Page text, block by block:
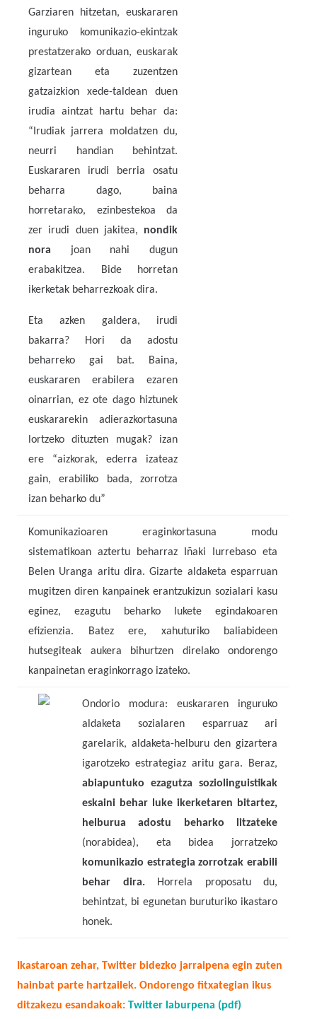
Garziaren hitzetan, euskararen
inguruko komunikazio-ekintzak
prestatzerako orduan, euskarak
gizartean eta zuzentzen
gatzaizkion xede-taldean duen
irudia aintzat hartu behar da:
“Irudiak jarrera moldatzen du,
neurri handian behintzat.
Euskararen irudi berria osatu
beharra dago, baina
horretarako, ezinbestekoa da
zer irudi duen jakitea, nondik
nora joan nahi dugun
erabakitzea. Bide horretan
ikerketak beharrezkoak dira.
Eta azken galdera, irudi
bakarra? Hori da adostu
beharreko gai bat. Baina,
euskararen erabilera ezaren
oinarrian, ez ote dago hiztunek
euskararekin adierazkortasuna
lortzeko dituzten mugak? izan
ere “aizkorak, ederra izateaz
gain, erabiliko bada, zorrotza
izan beharko du”
Komunikazioaren eraginkortasuna modu
sistematikoan aztertu beharraz Iñaki Iurrebaso eta
Belen Uranga aritu dira. Gizarte aldaketa esparruan
mugitzen diren kanpainek erantzukizun sozialari kasu
eginez, ezagutu beharko lukete egindakoaren
efizienzia. Batez ere, xahuturiko baliabideen
hutsegiteak aukera bihurtzen direlako ondorengo
kanpainetan eraginkorrago izateko.
Ondorio modura: euskararen inguruko
aldaketa sozialaren esparruaz ari
garelarik, aldaketa-helburu den gizartera
igarotzeko estrategiaz aritu gara. Beraz,
abiapuntuko ezagutza soziolinguistikak
eskaini behar luke ikerketaren bitartez,
helburua adostu beharko litzateke
(norabidea), eta bidea jorratzeko
komunikazio estrategia zorrotzak erabili
behar dira.Horrela proposatu du,
behintzat, bi egunetan buruturiko ikastaro
honek.
Ikastaroan zehar, Twitter bidezko jarraipena egin zuten
hainbat parte hartzailek. Ondorengo fitxategian ikus
ditzakezu esandakoak: Twitter laburpena (pdf)